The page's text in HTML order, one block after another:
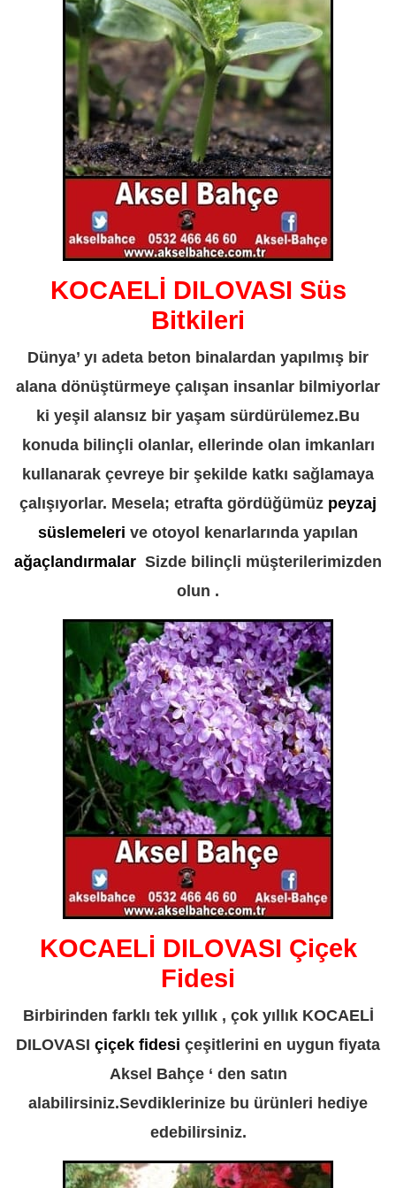
KOCAELİ DILOVASI Süs
Bitkileri
Dünya’ yı adeta beton binalardan yapılmış bir
alana dönüştürmeye çalışan insanlar bilmiyorlar
ki yeşil alansız bir yaşam sürdürülemez.Bu
konuda bilinçli olanlar, ellerinde olan imkanları
kullanarak çevreye bir şekilde katkı sağlamaya
çalışıyorlar. Mesela; etrafta gördüğümüz peyzaj
süslemeleri ve otoyol kenarlarında yapılan
ağaçlandırmalar Sizde bilinçli müşterilerimizden
olun .
KOCAELİ DILOVASI Çiçek
Fidesi
Birbirinden farklı tek yıllık , çok yıllık KOCAELİ
DILOVASI çiçek fidesi çeşitlerini en uygun fiyata
Aksel Bahçe ‘ den satın
alabilirsiniz.Sevdiklerinize bu ürünleri hediye
edebilirsiniz.